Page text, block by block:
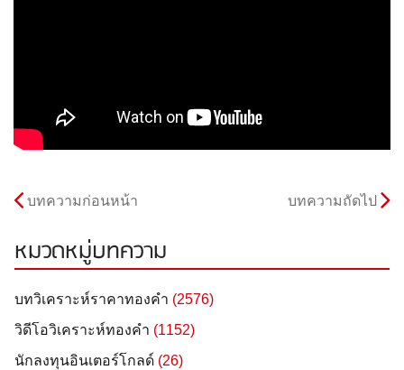
บทความก่อนหน้า บทความถัดไป
หมวดหมู่บทความ
บทวิเคราะห์ราคาทองคำ (2576)
วิดีโอวิเคราะห์ทองคำ (1152)
นักลงทุนอินเตอร์โกลด์ (26)